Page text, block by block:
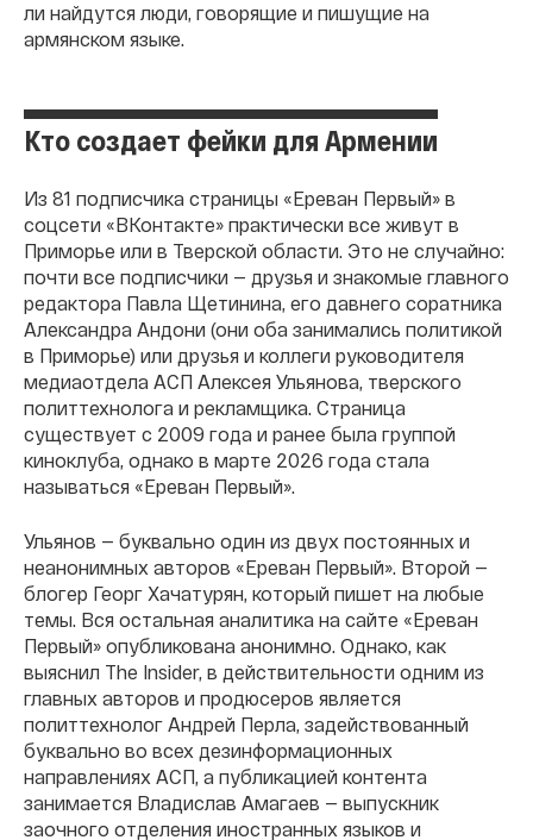
ли найдутся люди, говорящие и пишущие на
армянском языке.
Кто создает фейки для Армении
Из 81 подписчика страницы «Ереван Первый» в
соцсети «ВКонтакте» практически все живут в
Приморье или в Тверской области. Это не случайно:
почти все подписчики — друзья и знакомые главного
редактора Павла Щетинина, его давнего соратника
Александра Андони (они оба занимались политикой
в Приморье) или друзья и коллеги руководителя
медиаотдела АСП Алексея Ульянова, тверского
политтехнолога и рекламщика. Страница
существует с 2009 года и ранее была группой
киноклуба, однако в марте 2026 года стала
называться «Ереван Первый».
Ульянов — буквально один из двух постоянных и
неанонимных авторов «Ереван Первый». Второй —
блогер Георг Хачатурян, который пишет на любые
темы. Вся остальная аналитика на сайте «Ереван
Первый» опубликована анонимно. Однако, как
выяснил The Insider, в действительности одним из
главных авторов и продюсеров является
политтехнолог Андрей Перла, задействованный
буквально во всех дезинформационных
направлениях АСП, а публикацией контента
занимается Владислав Амагаев — выпускник
заочного отделения иностранных языков и